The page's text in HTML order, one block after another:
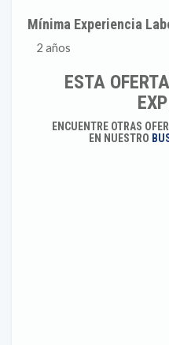
Mínima Experiencia
2 años
ESTA
ENCUENTRE OTRAS
EN NUESTRO